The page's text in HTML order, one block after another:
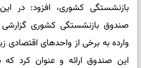
بازنشستگی کشوری، افزود: در
صندوق بازنشستگی کشوری
وارده به برخی از واحدهای
این صندوق ارائه و عنوان کرد